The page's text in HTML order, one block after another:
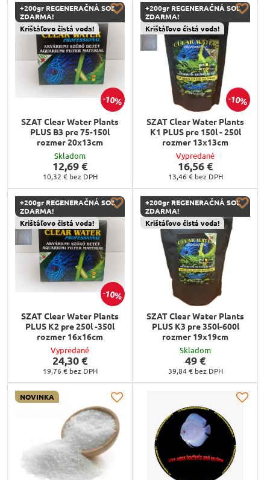
10%
+200gr REGENERAČNÁ SOĽ
ZDARMA!
Krištáľovo čistá voda!
SZAT Clear Water Plants
PLUS B3 pre 75-150l
rozmer 20x13cm
Skladom
12,69 €
10,32 € bez DPH
10%
+200gr REGENERAČNÁ SOĽ
ZDARMA!
Krištáľovo čistá voda!
SZAT Clear Water Plants
K1 PLUS pre 150l - 250l
rozmer 13x13cm
Vypredané
16,56 €
13,46 € bez DPH
10%
+200gr REGENERAČNÁ SOĽ
ZDARMA!
Krištáľovo čistá voda!
SZAT Clear Water Plants
PLUS K2 pre 250l -350l
rozmer 16x16cm
Vypredané
24,30 €
19,76 € bez DPH
+200gr REGENERAČNÁ SOĽ
ZDARMA!
Krištáľovo čistá voda!
SZAT Clear Water Plants
PLUS K3 pre 350l-600l
rozmer 19x19cm
Skladom
49 €
39,84 € bez DPH
NOVINKA